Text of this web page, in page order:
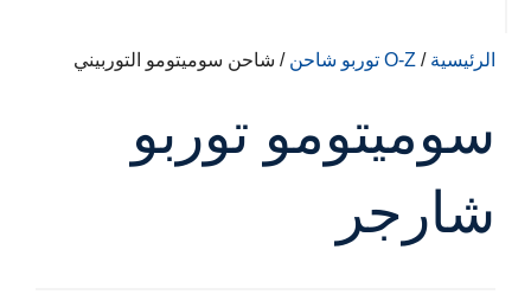
الرئيسية / O-Z توربو شاحن / شاحن سوميتومو التوربيني
سوميتومو توربو
شارجر